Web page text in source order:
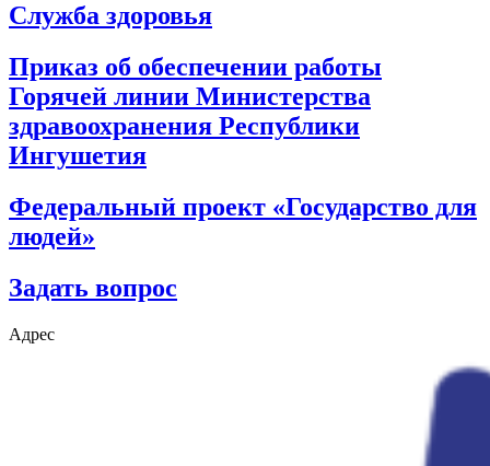
Служба здоровья
Приказ об обеспечении работы
Горячей линии Министерства
здравоохранения Республики
Ингушетия
Федеральный проект «Государство для
людей»
Задать вопрос
Адрес